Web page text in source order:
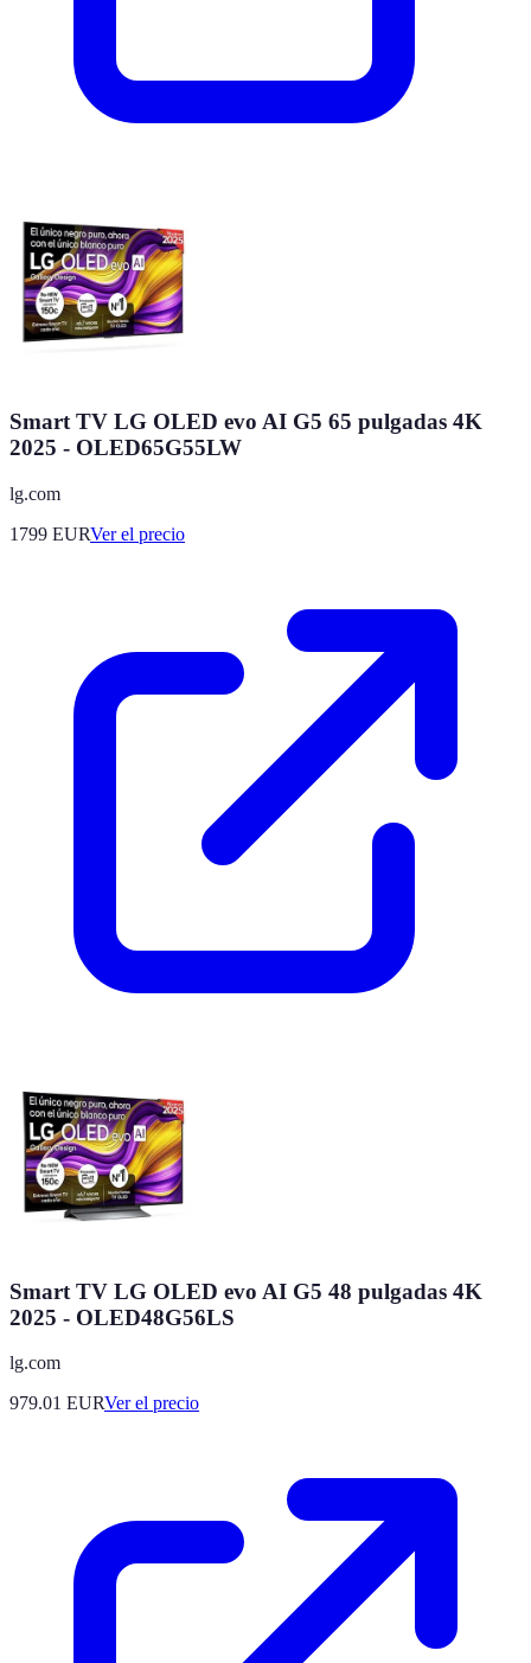
Smart TV LG OLED evo AI G5 65 pulgadas 4K
2025 - OLED65G55LW
lg.com
1799 EURVer el precio
Smart TV LG OLED evo AI G5 48 pulgadas 4K
2025 - OLED48G56LS
lg.com
979.01 EURVer el precio